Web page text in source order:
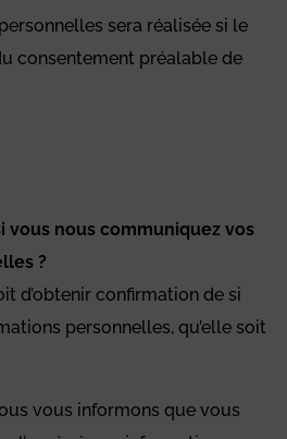
sera réalisée si le
consentement préalable de
vous nous communiquez vos
?
d’obtenir confirmation de si
personnelles, qu’elle soit
vous informons que vous